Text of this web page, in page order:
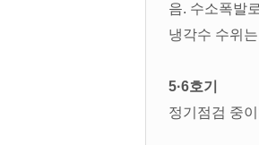
음. 수소폭발
냉각수 수위
5·6호기
정기점검 중